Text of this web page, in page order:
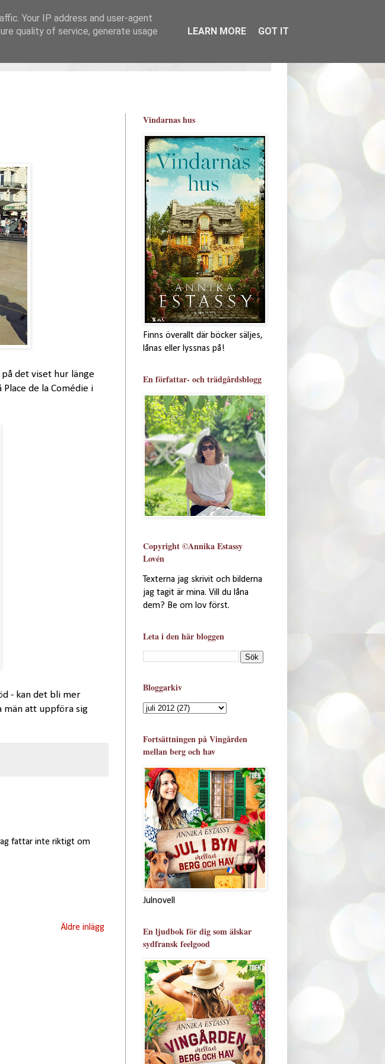
det viset hur länge
de la Comédie i
- kan det bli mer
män att uppföra sig
fattar inte riktigt om
Äldre inlägg
Vindarnas hus
Finns överallt där böcker säljes,
lånas eller lyssnas på!
En författar- och trädgårdsblogg
Copyright ©Annika Estassy
Lovén
Texterna jag skrivit och bilderna
jag tagit är mina. Vill du låna
dem? Be om lov först.
Leta i den här bloggen
Bloggarkiv
Fortsättningen på Vingården
mellan berg och hav
Julnovell
En ljudbok för dig som älskar
sydfransk feelgood
Your IP address and user-agent
quality of service, generate usage
LEARN MORE GOT IT